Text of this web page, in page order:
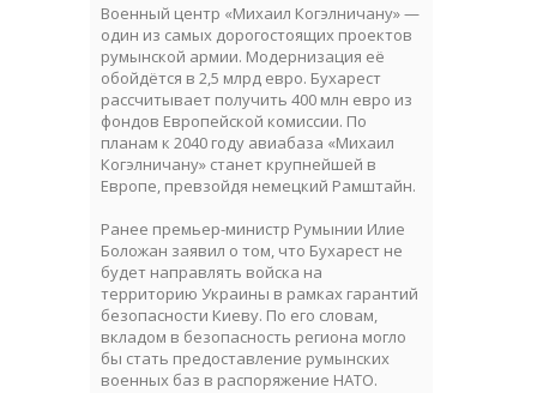
Военный центр «Михаил Когэлничану» —
один из самых дорогостоящих проектов
румынской армии. Модернизация её
обойдётся в 2,5 млрд евро. Бухарест
рассчитывает получить 400 млн евро из
фондов Европейской комиссии. По
планам к 2040 году авиабаза «Михаил
Когэлничану» станет крупнейшей в
Европе, превзойдя немецкий Рамштайн.
Ранее премьер-министр Румынии Илие
Боложан заявил о том, что Бухарест не
будет направлять войска на
территорию Украины в рамках гарантий
безопасности Киеву. По его словам,
вкладом в безопасность региона могло
бы стать предоставление румынских
военных баз в распоряжение НАТО.